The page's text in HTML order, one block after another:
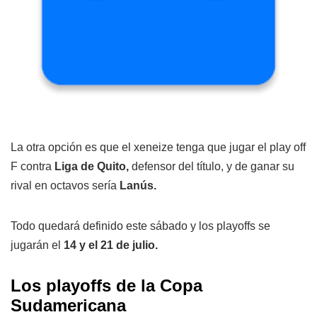
La otra opción es que el xeneize tenga que jugar el play off
F contra Liga de Quito, defensor del título, y de ganar su
rival en octavos sería Lanús.
Todo quedará definido este sábado y los playoffs se
jugarán el 14 y el 21 de julio.
Los playoffs de la Copa
Sudamericana